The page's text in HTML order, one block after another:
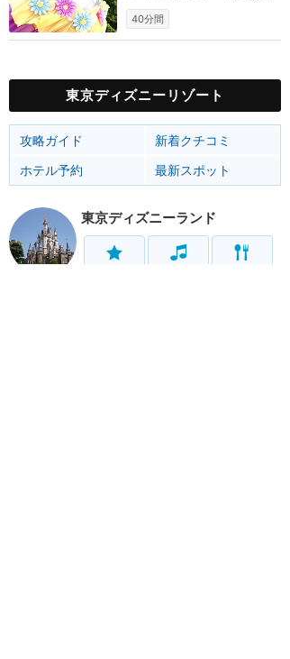
40分間
東京ディズニーリゾート
攻略ガイド
新着クチコミ
ホテル予約
最新スポット
東京ディズニーランド